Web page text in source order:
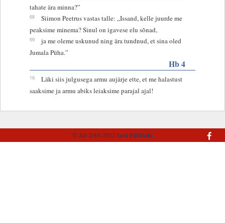
tahate ära minna?”
68
Siimon Peetrus vastas talle: „Issand, kelle juurde me
peaksime minema? Sinul on igavese elu sõnad,
69
ja me oleme uskunud ning ära tundnud, et sina oled
Jumala Püha.”
Hb 4
16
Läki siis julgusega armu aujärje ette, et me halastust
saaksime ja armu abiks leiaksime parajal ajal!
© AD 2005-2022Eesti Piibliselts